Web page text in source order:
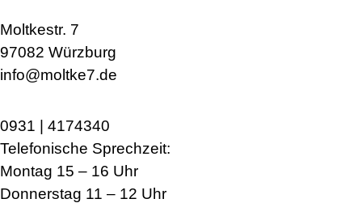
Moltkestr. 7
97082 Würzburg
info@moltke7.de
0931 | 4174340
Telefonische Sprechzeit:
Montag 15 – 16 Uhr
Donnerstag 11 – 12 Uhr